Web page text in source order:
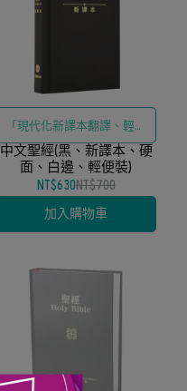
「現代化新譯本翻譯、輕便
易攜尺寸、經典黑色耐用設
計」
中文聖經(黑、新譯本、硬
面、白邊、輕便裝)
NT$630NT$700
加入購物車